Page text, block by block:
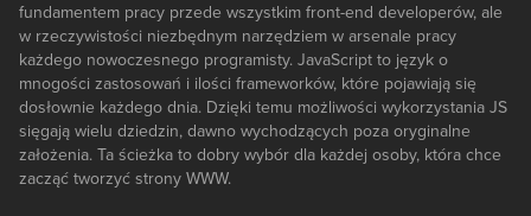
fundamentem pracy przede wszystkim front-end developerów, ale
w rzeczywistości niezbędnym narzędziem w arsenale pracy
każdego nowoczesnego programisty. JavaScript to język o
mnogości zastosowań i ilości frameworków, które pojawiają się
dosłownie każdego dnia. Dzięki temu możliwości wykorzystania JS
sięgają wielu dziedzin, dawno wychodzących poza oryginalne
założenia. Ta ścieżka to dobry wybór dla każdej osoby, która chce
zacząć tworzyć strony WWW.